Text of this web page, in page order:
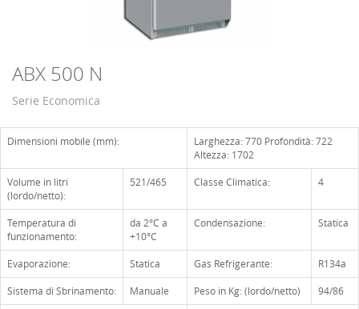
ABX 500 N
Serie Economica
Dimensioni mobile (mm):
Larghezza: 770 Profondità: 722
Altezza: 1702
Volume in litri
(lordo/netto):
521/465 Classe Climatica: 4
Temperatura di
funzionamento:
da 2°C a
+10°C
Condensazione: Statica
Evaporazione: Statica Gas Refrigerante: R134a
Sistema di Sbrinamento: Manuale Peso in Kg: (lordo/netto) 94/86